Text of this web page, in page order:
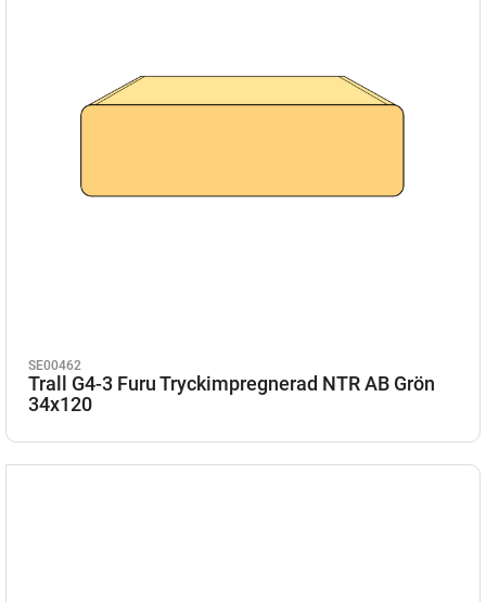
SE00462
Trall G4-3 Furu Tryckimpregnerad NTR AB Grön
34x120